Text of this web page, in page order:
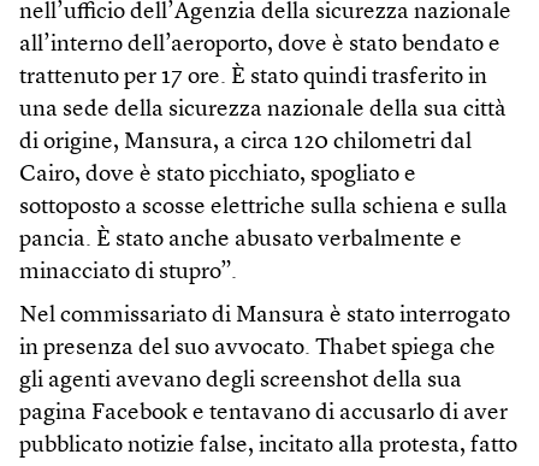
nell’ufficio dell’Agenzia della sicurezza nazionale
all’interno dell’aeroporto, dove è stato bendato e
trattenuto per 17 ore. È stato quindi trasferito in
una sede della sicurezza nazionale della sua città
di origine, Mansura, a circa 120 chilometri dal
Cairo, dove è stato picchiato, spogliato e
sottoposto a scosse elettriche sulla schiena e sulla
pancia. È stato anche abusato verbalmente e
minacciato di stupro”.
Nel commissariato di Mansura è stato interrogato
in presenza del suo avvocato. Thabet spiega che
gli agenti avevano degli screenshot della sua
pagina Facebook e tentavano di accusarlo di aver
pubblicato notizie false, incitato alla protesta, fatto